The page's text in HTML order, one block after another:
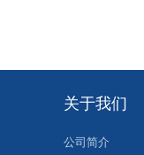
关于我们
公司简介